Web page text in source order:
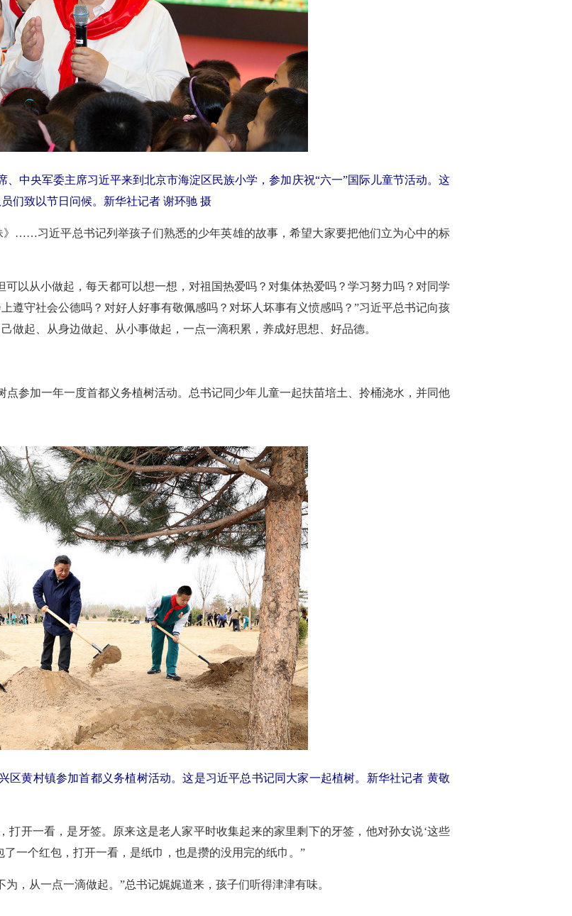
、中央军委主席习近平来到北京市海淀区民族小学，参加庆祝“六一”国际儿童节活动。这
们致以节日问候。新华社记者 谢环驰 摄
》……习近平总书记列举孩子们熟悉的少年英雄的故事，希望大家要把他们立为心中的标
以从小做起，每天都可以想一想，对祖国热爱吗？对集体热爱吗？学习努力吗？对同学
遵守社会公德吗？对好人好事有敬佩感吗？对坏人坏事有义愤感吗？”习近平总书记向孩
做起、从身边做起、从小事做起，一点一滴积累，养成好思想、好品德。
点参加一年一度首都义务植树活动。总书记同少年儿童一起扶苗培土、拎桶浇水，并同他
区黄村镇参加首都义务植树活动。这是习近平总书记同大家一起植树。新华社记者 黄敬
打开一看，是牙签。原来这是老人家平时收集起来的家里剩下的牙签，他对孙女说‘这些
一个红包，打开一看，是纸巾，也是攒的没用完的纸巾。”
，从一点一滴做起。”总书记娓娓道来，孩子们听得津津有味。